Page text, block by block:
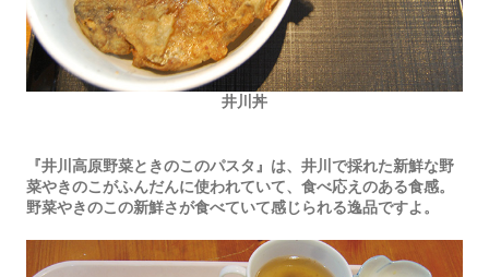
井川丼
『井川高原野菜ときのこのパスタ』は、井川で採れた新鮮な野
菜やきのこがふんだんに使われていて、食べ応えのある食感。
野菜やきのこの新鮮さが食べていて感じられる逸品ですよ。